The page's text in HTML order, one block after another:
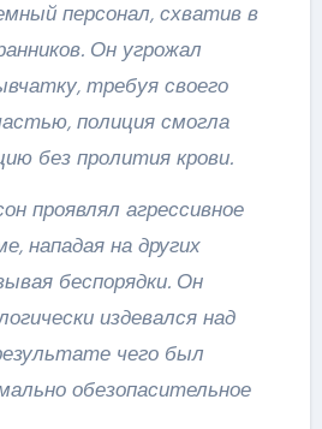
персонал, схватив в
Он угрожал
требуя своего
полиция смогла
без пролития крови.
проявлял агрессивное
нападая на других
беспорядки. Он
издевался над
чего был
обезопасительное